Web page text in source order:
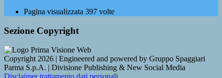
Pagina visualizzata 397 volte
Sezione Copyright
Copyright 2026 | Engineered and powered by Gruppo Spaggiari
Parma S.p.A. | Divisione Publishing & New Social Media
Disclaimer trattamento dati personali